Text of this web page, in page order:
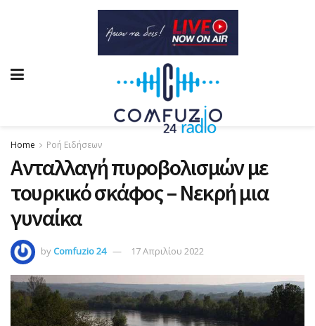
Home Ροή Ειδήσεων
Ανταλλαγή πυροβολισμών με
τουρκικό σκάφος – Νεκρή μια
γυναίκα
by Comfuzio 24 17 Απριλίου 2022